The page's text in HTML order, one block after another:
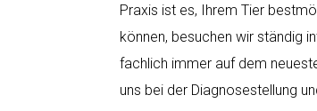
Praxis ist es, Ihrem Tier
können, besuchen wir ständig
fachlich immer auf dem
uns bei der Diagnosestellung